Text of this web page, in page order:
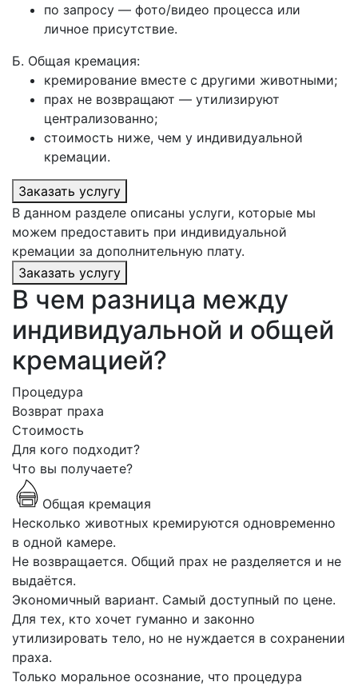
по запросу — фото/видео процесса или
личное присутствие.
Б. Общая кремация:
кремирование вместе с другими животными;
прах не возвращают — утилизируют
централизованно;
стоимость ниже, чем у индивидуальной
кремации.
Заказать услугу
В данном разделе описаны услуги, которые мы
можем предоставить при индивидуальной
кремации за дополнительную плату.
Заказать услугу
В чем разница между
индивидуальной и общей
кремацией?
Процедура
Возврат праха
Стоимость
Для кого подходит?
Что вы получаете?
Общая кремация
Несколько животных кремируются одновременно
в одной камере.
Не возвращается. Общий прах не разделяется и не
выдаётся.
Экономичный вариант. Самый доступный по цене.
Для тех, кто хочет гуманно и законно
утилизировать тело, но не нуждается в сохранении
праха.
Только моральное осознание, что процедура